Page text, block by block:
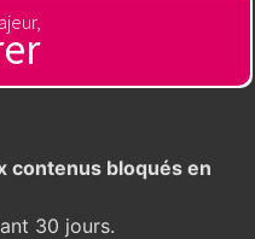
contenus bloqués en
30 jours.